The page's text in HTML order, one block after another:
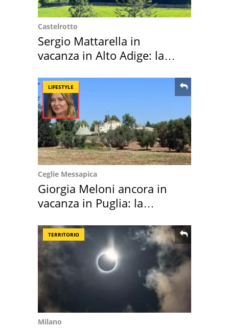
Castelrotto
Sergio Mattarella in
vacanza in Alto Adige: la
LIFESTYLE
Ceglie Messapica
Giorgia Meloni ancora in
vacanza in Puglia: la
TERRITORIO
Milano